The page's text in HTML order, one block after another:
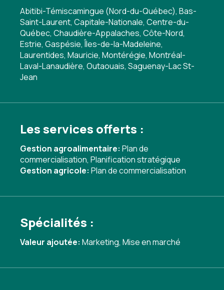
Abitibi-Témiscamingue (Nord-du-Québec), Bas-
Saint-Laurent, Capitale-Nationale, Centre-du-
Québec, Chaudière-Appalaches, Côte-Nord,
Estrie, Gaspésie, Îles-de-la-Madeleine,
Laurentides, Mauricie, Montérégie, Montréal-
Laval-Lanaudière, Outaouais, Saguenay-Lac St-
Jean
Les services offerts :
Gestion agroalimentaire: Plan de
commercialisation, Planification stratégique
Gestion agricole: Plan de commercialisation
Spécialités :
Valeur ajoutée: Marketing, Mise en marché